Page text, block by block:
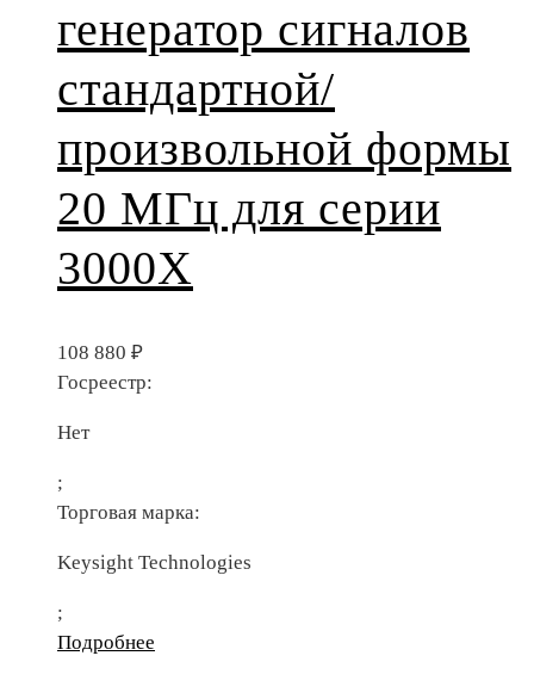
генератор сигналов
стандартной/
произвольной формы
20 МГц для серии
3000X
108 880 ₽
Госреестр:
Нет
;
Торговая марка:
Keysight Technologies
;
Подробнее